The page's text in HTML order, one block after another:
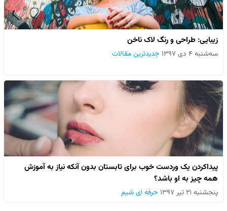
زیبایی: طراحی و رنگ لاک ناخن
سه‌شنبه ۴ دی ۱۳۹۷ جدیدترین مقالات
پیداکردن یک وردست خوب برای تابستان بدون آنکه نیاز به آموزش
همه چیز به او باشد؟
پنجشنبه ۲۱ تیر ۱۳۹۷ حرفه ای شیم